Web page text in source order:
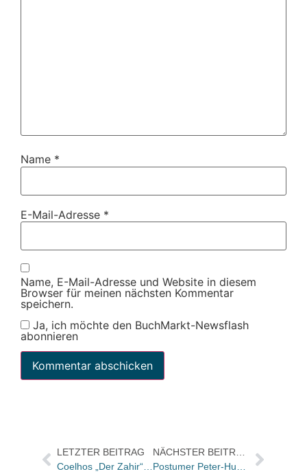
Name *
E-Mail-Adresse *
Name, E-Mail-Adresse und Website in diesem
Browser für meinen nächsten Kommentar
speichern.
Ja, ich möchte den BuchMarkt-Newsflash
abonnieren
LETZTER BEITRAG
Coelhos „Der Zahir“ vorab bei FOCUS und Buchkatalog.de / Startauflage 250.000